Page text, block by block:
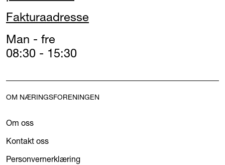
Fakturaadresse
Man - fre
08:30 - 15:30
OM NÆRINGSFORENINGEN
Om oss
Kontakt oss
Personvernerklæring